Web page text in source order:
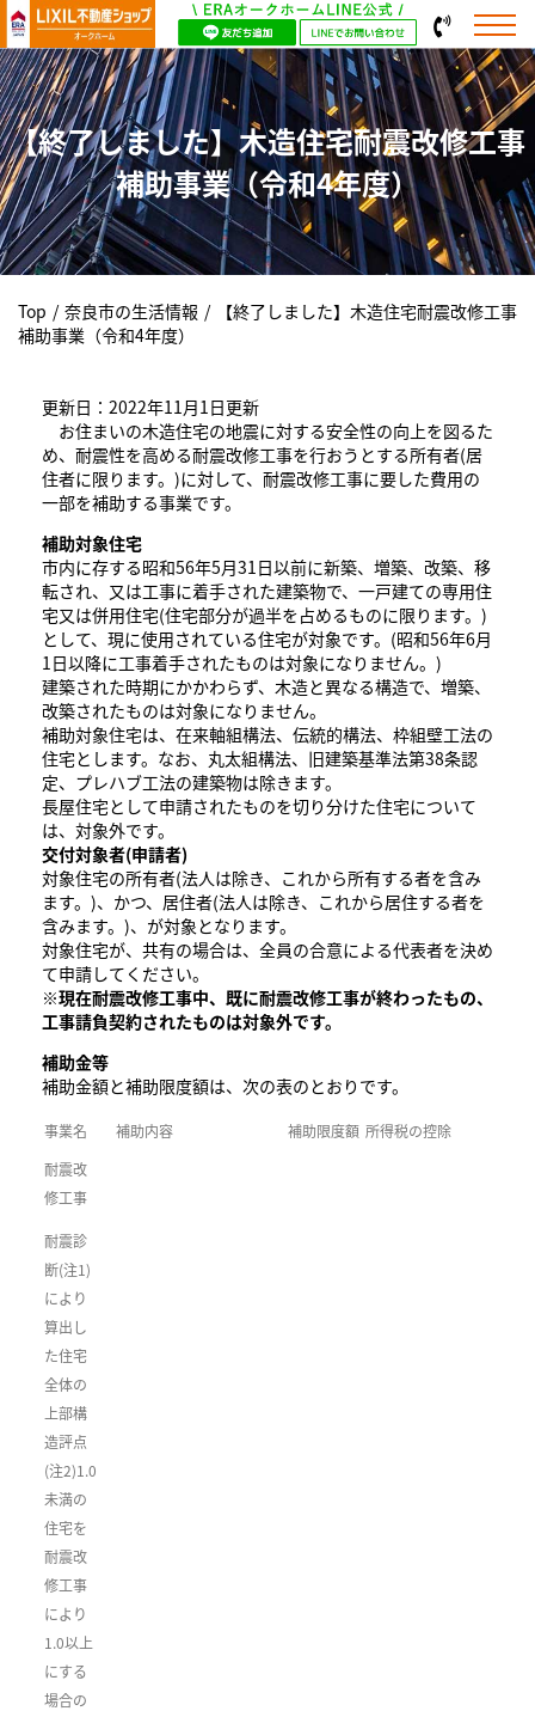
【終了しました】木造住宅耐震改修工事
補助事業（令和4年度）
Top / 奈良市の生活情報 /
【終了しました】木造住宅耐震改修工事
補助事業（令和4年度）
更新日：2022年11月1日更新
お住まいの木造住宅の地震に対する安全性の向上を図るた
め、耐震性を高める耐震改修工事を行おうとする所有者(居
住者に限ります。)に対して、耐震改修工事に要した費用の
一部を補助する事業です。
補助対象住宅
市内に存する昭和56年5月31日以前に新築、増築、改築、移
転され、又は工事に着手された建築物で、一戸建ての専用住
宅又は併用住宅(住宅部分が過半を占めるものに限ります。)
として、現に使用されている住宅が対象です。(昭和56年6月
1日以降に工事着手されたものは対象になりません。)
建築された時期にかかわらず、木造と異なる構造で、増築、
改築されたものは対象になりません。
補助対象住宅は、在来軸組構法、伝統的構法、枠組壁工法の
住宅とします。なお、丸太組構法、旧建築基準法第38条認
定、プレハブ工法の建築物は除きます。
長屋住宅として申請されたものを切り分けた住宅について
は、対象外です。
交付対象者(申請者)
対象住宅の所有者(法人は除き、これから所有する者を含み
ます。)、かつ、居住者(法人は除き、これから居住する者を
含みます。)、が対象となります。
対象住宅が、共有の場合は、全員の合意による代表者を決め
て申請してください。
※現在耐震改修工事中、既に耐震改修工事が終わったもの、
工事請負契約されたものは対象外です。
補助金等
補助金額と補助限度額は、次の表のとおりです。
事業名 補助内容 補助限度額 所得税の控除
耐震改
修工事
耐震診
断(注1)
により
算出し
た住宅
全体の
上部構
造評点
(注2)1.0
未満の
住宅を
耐震改
修工事
により
1.0以上
にする
場合の